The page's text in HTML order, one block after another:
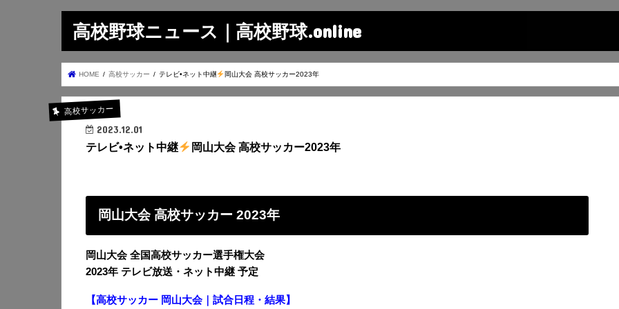
高校野球ニュース｜高校野球.online
HOME 高校サッカー テレビ•ネット中継 岡山大会 高校サッカー2023年
高校サッカー
2023.12.01
テレビ•ネット中継 岡山大会 高校サッカー2023年
岡山大会 高校サッカー 2023年
岡山大会 全国高校サッカー選手権大会
2023年 テレビ放送・ネット中継 予定
【高校サッカー 岡山大会｜試合日程・結果】